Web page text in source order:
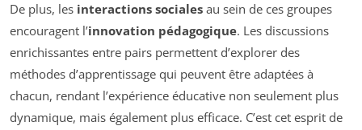
De plus, les interactions sociales au sein de ces groupes
encouragent l’innovation pédagogique. Les discussions
enrichissantes entre pairs permettent d’explorer des
méthodes d’apprentissage qui peuvent être adaptées à
chacun, rendant l’expérience éducative non seulement plus
dynamique, mais également plus efficace. C’est cet esprit de